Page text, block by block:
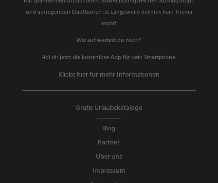
und aufregenden Stadttouren ist Langeweile definitiv kein Thema
mehr!
Worauf wartest du noch?
Hol dir jetzt die kostenlose App für dein Smartphone!
Klicke hier für mehr Informationen
Gratis Urlaubskataloge
Blog
Partner
Über uns
Impressum